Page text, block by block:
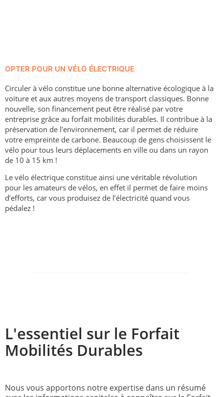
OPTER POUR UN VÉLO ÉLECTRIQUE
Circuler à vélo constitue une bonne alternative écologique à la
voiture et aux autres moyens de transport classiques. Bonne
nouvelle, son financement peut être réalisé par votre
entreprise grâce au forfait mobilités durables. Il contribue à la
préservation de l’environnement, car il permet de réduire
votre empreinte de carbone. Beaucoup de gens choisissent le
vélo pour tous leurs déplacements en ville ou dans un rayon
de 10 à 15 km !
Le vélo électrique constitue ainsi une véritable révolution
pour les amateurs de vélos, en effet il permet de faire moins
d’efforts, car vous produisez de l’électricité quand vous
pédalez !
L'essentiel sur le Forfait
Mobilités Durables
Nous vous apportons notre expertise dans un résumé